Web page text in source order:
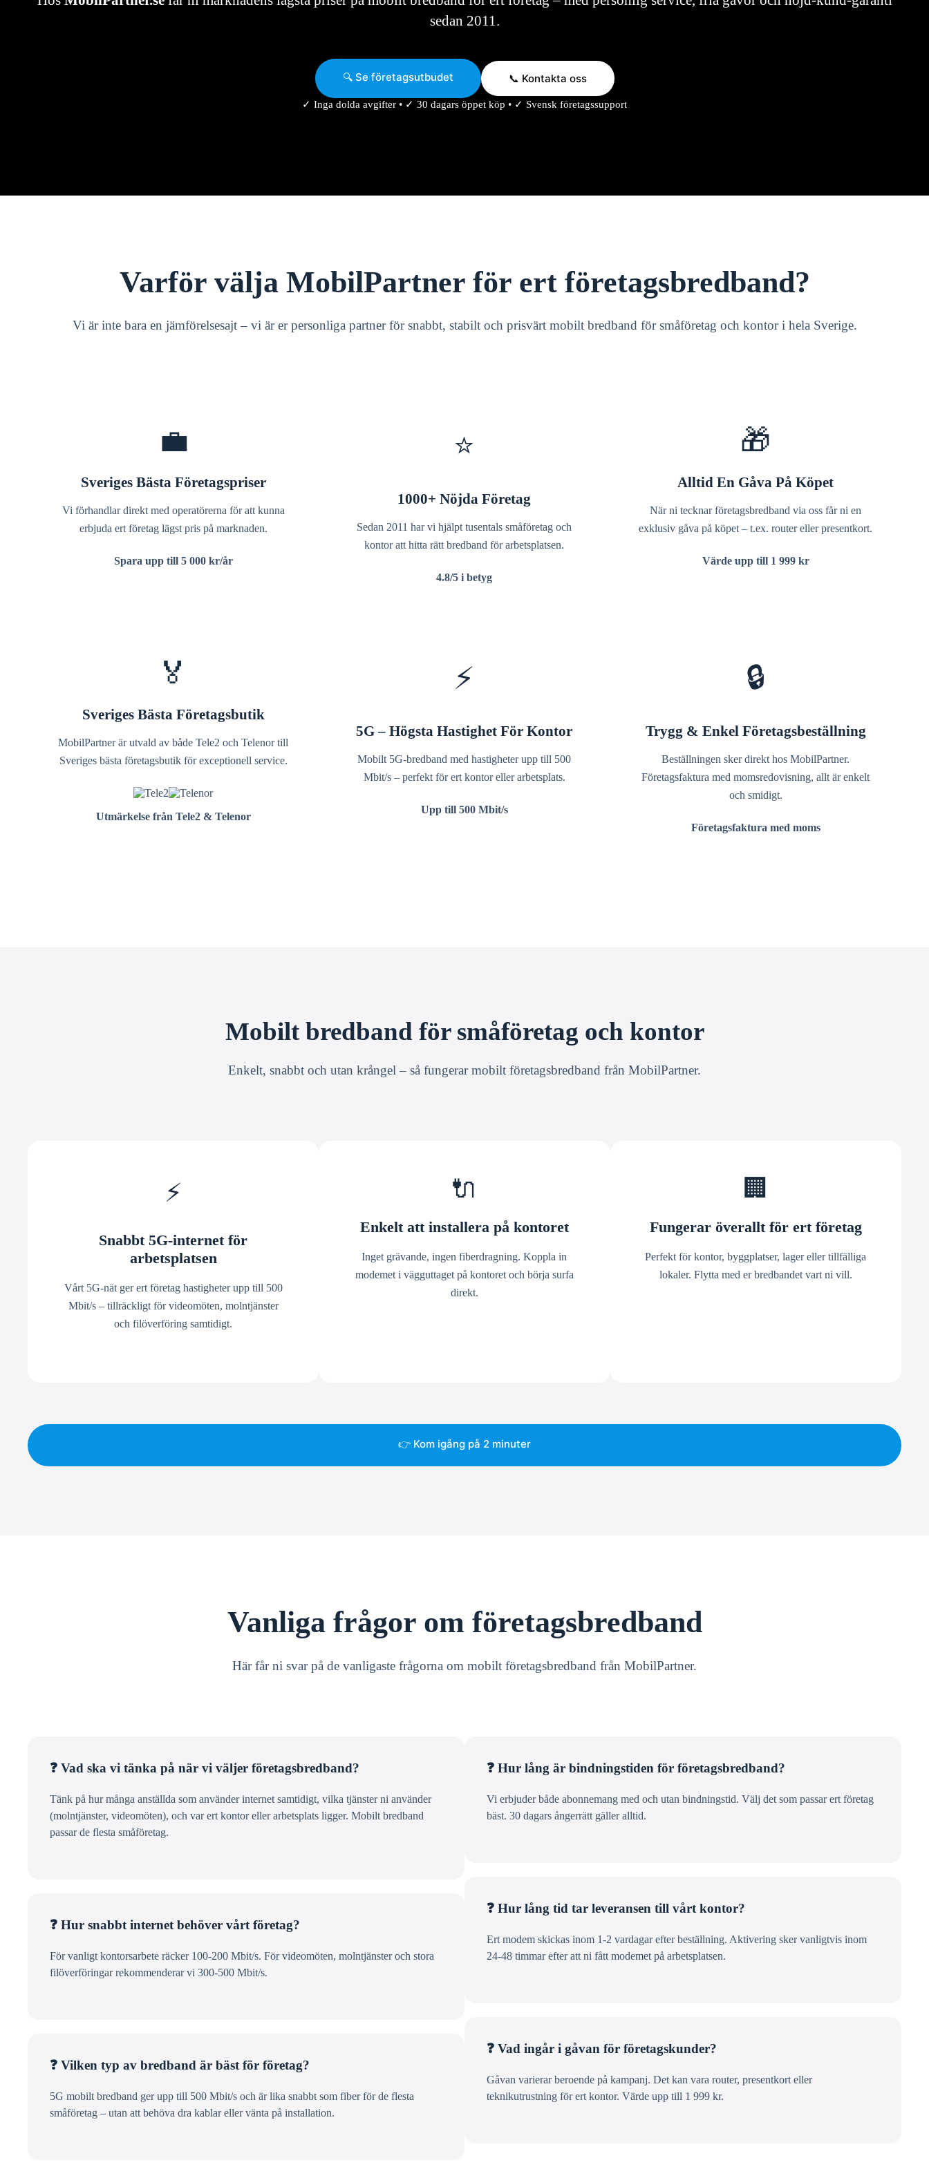
sedan 2011.
🔍 Se företagsutbudet 📞 Kontakta oss
✓ Inga dolda avgifter • ✓ 30 dagars öppet köp • ✓ Svensk företagssupport
Varför välja MobilPartner för ert företagsbredband?
Vi är inte bara en jämförelsesajt – vi är er personliga partner för snabbt, stabilt och prisvärt mobilt bredband för småföretag och kontor i hela Sverige.
💼
Sveriges Bästa Företagspriser
Vi förhandlar direkt med operatörerna för att kunna
erbjuda ert företag lägst pris på marknaden.
Spara upp till 5 000 kr/år
⭐
1000+ Nöjda Företag
Sedan 2011 har vi hjälpt tusentals småföretag och
kontor att hitta rätt bredband för arbetsplatsen.
4.8/5 i betyg
🎁
Alltid En Gåva På Köpet
När ni tecknar företagsbredband via oss får ni en
exklusiv gåva på köpet – t.ex. router eller presentkort.
Värde upp till 1 999 kr
🏅
Sveriges Bästa Företagsbutik
MobilPartner är utvald av både Tele2 och Telenor till
Sveriges bästa företagsbutik för exceptionell service.
Utmärkelse från Tele2 & Telenor
⚡
5G – Högsta Hastighet För Kontor
Mobilt 5G-bredband med hastigheter upp till 500
Mbit/s – perfekt för ert kontor eller arbetsplats.
Upp till 500 Mbit/s
🔒
Trygg & Enkel Företagsbeställning
Beställningen sker direkt hos MobilPartner.
Företagsfaktura med momsredovisning, allt är enkelt
och smidigt.
Företagsfaktura med moms
Mobilt bredband för småföretag och kontor
Enkelt, snabbt och utan krångel – så fungerar mobilt företagsbredband från MobilPartner.
⚡
Snabbt 5G-internet för
arbetsplatsen
Vårt 5G-nät ger ert företag hastigheter upp till 500
Mbit/s – tillräckligt för videomöten, molntjänster
och filöverföring samtidigt.
🔌
Enkelt att installera på kontoret
Inget grävande, ingen fiberdragning. Koppla in
modemet i vägguttaget på kontoret och börja surfa
direkt.
🏢
Fungerar överallt för ert företag
Perfekt för kontor, byggplatser, lager eller tillfälliga
lokaler. Flytta med er bredbandet vart ni vill.
👉 Kom igång på 2 minuter
Vanliga frågor om företagsbredband
Här får ni svar på de vanligaste frågorna om mobilt företagsbredband från MobilPartner.
❓ Vad ska vi tänka på när vi väljer företagsbredband?
Tänk på hur många anställda som använder internet samtidigt, vilka tjänster ni använder
(molntjänster, videomöten), och var ert kontor eller arbetsplats ligger. Mobilt bredband
passar de flesta småföretag.
❓ Hur snabbt internet behöver vårt företag?
För vanligt kontorsarbete räcker 100-200 Mbit/s. För videomöten, molntjänster och stora
filöverföringar rekommenderar vi 300-500 Mbit/s.
❓ Vilken typ av bredband är bäst för företag?
5G mobilt bredband ger upp till 500 Mbit/s och är lika snabbt som fiber för de flesta
småföretag – utan att behöva dra kablar eller vänta på installation.
❓ Hur lång är bindningstiden för företagsbredband?
Vi erbjuder både abonnemang med och utan bindningstid. Välj det som passar ert företag
bäst. 30 dagars ångerrätt gäller alltid.
❓ Hur lång tid tar leveransen till vårt kontor?
Ert modem skickas inom 1-2 vardagar efter beställning. Aktivering sker vanligtvis inom
24-48 timmar efter att ni fått modemet på arbetsplatsen.
❓ Vad ingår i gåvan för företagskunder?
Gåvan varierar beroende på kampanj. Det kan vara router, presentkort eller
teknikutrustning för ert kontor. Värde upp till 1 999 kr.